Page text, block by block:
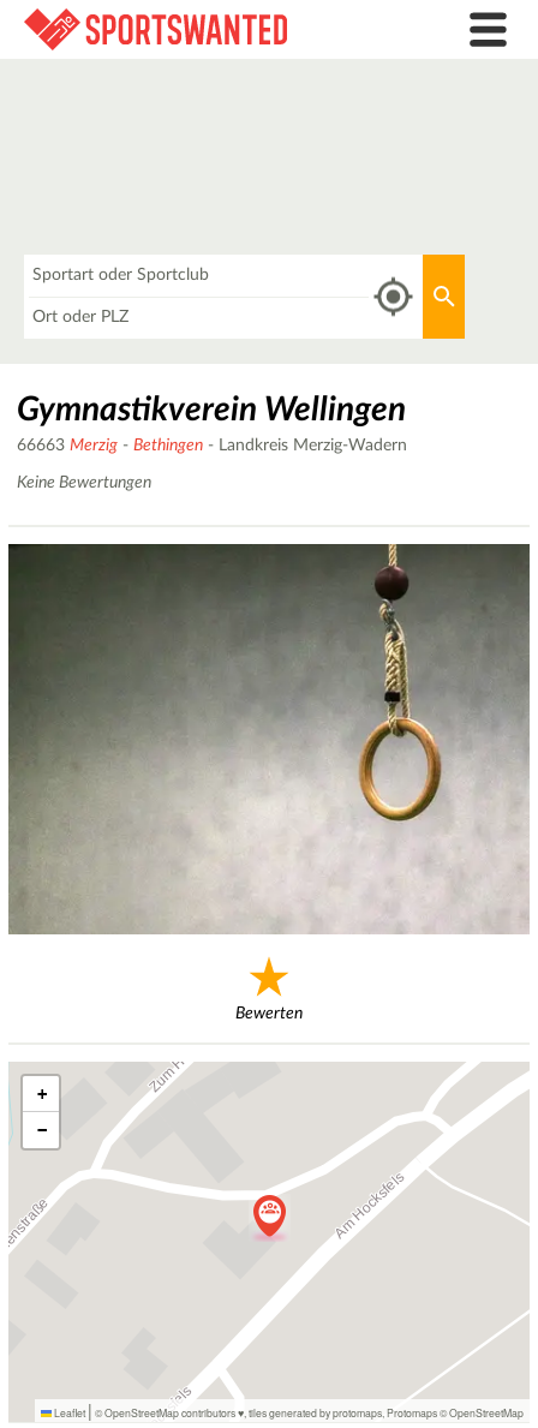
Gymnastikverein Wellingen
66663 Merzig - Bethingen - Landkreis Merzig-Wadern
Keine Bewertungen
Bewerten
+
−
Leaflet | © OpenStreetMap contributors ♥, tiles generated by protomaps Protomaps©OpenStreetMap